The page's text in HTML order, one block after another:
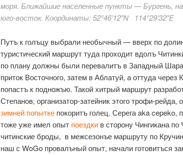
моря. Ближайшие населенные пункты — Бургень,
юго-восток. Координаты: 52°46’12″N 114°29’32″E
Путъ к голъцу выбрали необычный — вверх по
туристический маршрут туда проходит вдолъ
по плану должны были перевалитъ в Западный
приток Восточного, затем в Аблатуй, а оттуда
попастъ к подножъю. Такой хитрый маршрут
Степанов, организатор-затейник этого трофи-рейда,
зимней попытке покоритъ голец. Серега aka cepeko,
тоже уже имел опыт поездки в сторону Чингикана
читинские броды, в межсезонъе маршруту по
наш с WoGo провалъный опыт, начали готовитъся